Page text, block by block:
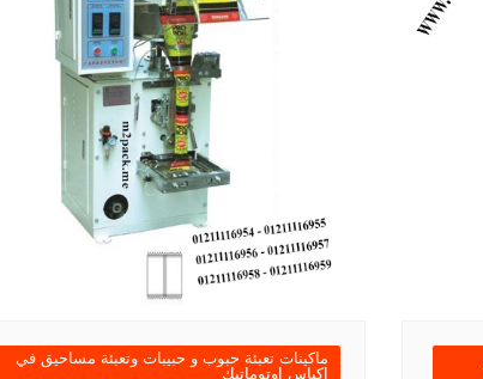
ماكينات تعبئة حبوب و حبيبات وتعبئة مساحيق في
اكياس اوتوماتيك